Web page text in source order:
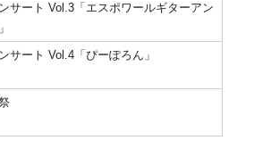
サート Vol.3「エスポワールギターアン
サート Vol.4「ぴーぽろん」